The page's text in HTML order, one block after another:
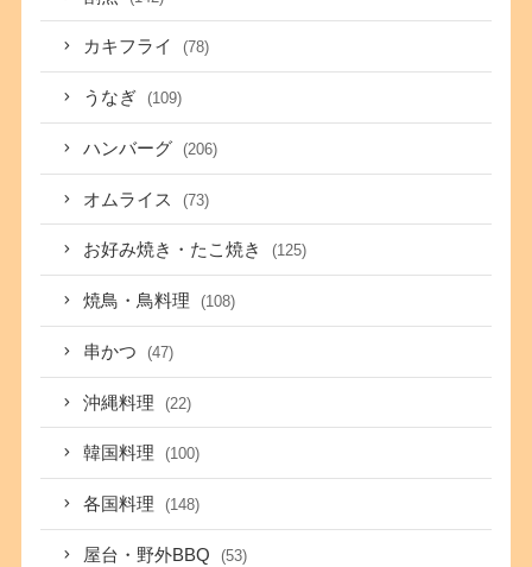
カキフライ (78)
うなぎ (109)
ハンバーグ (206)
オムライス (73)
お好み焼き・たこ焼き (125)
焼鳥・鳥料理 (108)
串かつ (47)
沖縄料理 (22)
韓国料理 (100)
各国料理 (148)
屋台・野外BBQ (53)